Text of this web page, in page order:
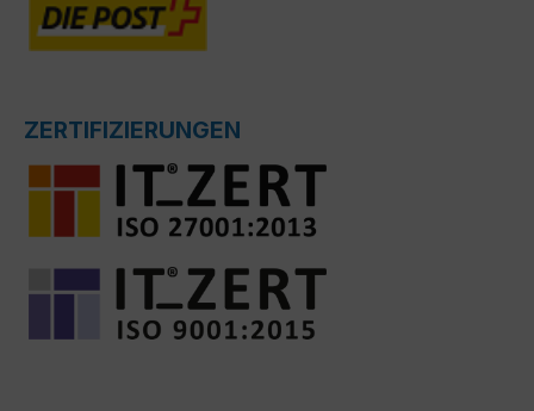
ZERTIFIZIERUNGEN